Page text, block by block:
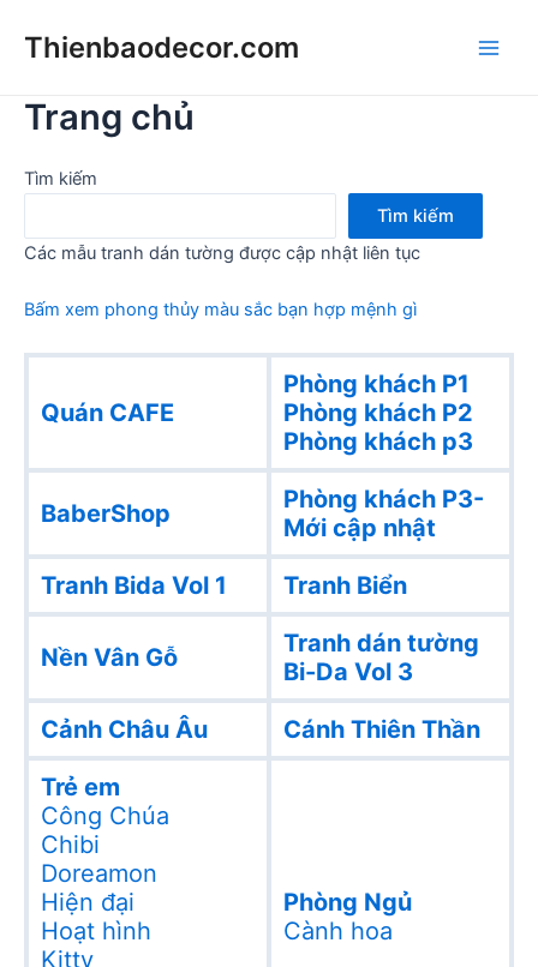
Thienbaodecor.com
Trang chủ
Tìm kiếm
Tìm kiếm
Các mẫu tranh dán tường được cập nhật liên tục
Bấm xem phong thủy màu sắc bạn hợp mệnh gì
Quán CAFE
Phòng khách P1
Phòng khách P2
Phòng khách p3
BaberShop
Phòng khách P3-
Mới cập nhật
Tranh Bida Vol 1
Tranh Biển
Nền Vân Gỗ
Tranh dán tường
Bi-Da Vol 3
Cảnh Châu Âu
Cánh Thiên Thần
Trẻ em
Công Chúa
Chibi
Doreamon
Hiện đại
Hoạt hình
Kitty
Phòng Ngủ
Cành hoa